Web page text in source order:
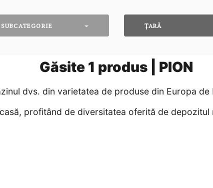
SUBCATEGORIE ȚARĂ
Găsite 1 produs | PION
dvs. din varietatea de produse din Europa
profitând de diversitatea oferită de depozitul